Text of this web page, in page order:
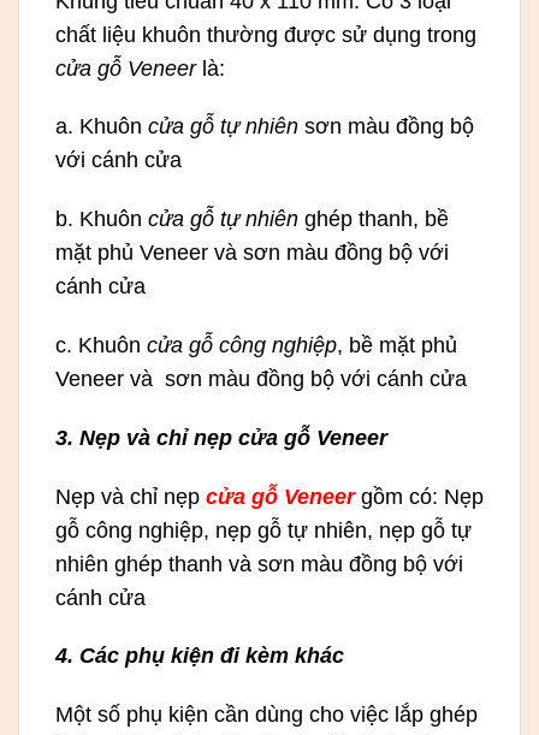
chất liệu khuôn thường được sử dụng trong
cửa gỗ Veneerlà:
a. Khuôn cửa gỗ tự nhiên sơn màu đồng bộ
với cánh cửa
b. Khuôn cửa gỗ tự nhiên ghép thanh, bề
mặt phủ Veneer và sơn màu đồng bộ với
cánh cửa
c. Khuôn cửa gỗ công nghiệp, bề mặt phủ
Veneer và sơn màu đồng bộ với cánh cửa
3. Nẹp và chỉ nẹp cửa gỗ Veneer
Nẹp và chỉ nẹp cửa gỗ Veneergồm có: Nẹp
gỗ công nghiệp, nẹp gỗ tự nhiên, nẹp gỗ tự
nhiên ghép thanh và sơn màu đồng bộ với
cánh cửa
4. Các phụ kiện đi kèm khác
Một số phụ kiện cần dùng cho việc lắp ghép